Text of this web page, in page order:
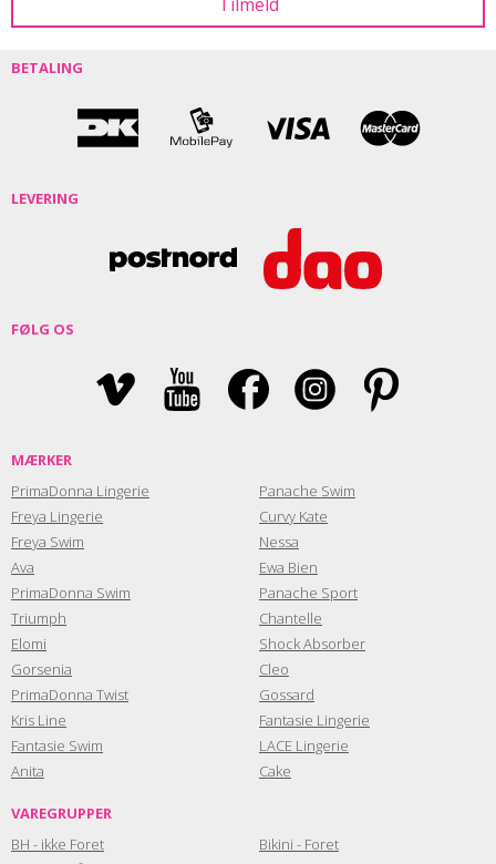
BETALING
LEVERING
FØLG OS
MÆRKER
PrimaDonna Lingerie
Freya Lingerie
Freya Swim
Ava
PrimaDonna Swim
Triumph
Elomi
Gorsenia
PrimaDonna Twist
Kris Line
Fantasie Swim
Anita
Panache Swim
Curvy Kate
Nessa
Ewa Bien
Panache Sport
Chantelle
Shock Absorber
Cleo
Gossard
Fantasie Lingerie
LACE Lingerie
Cake
VAREGRUPPER
BH - ikke Foret
Bikini - Foret